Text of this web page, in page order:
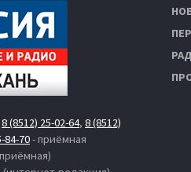
8 (8512) 25-02-64, 8 (8512)
84-70- приёмная